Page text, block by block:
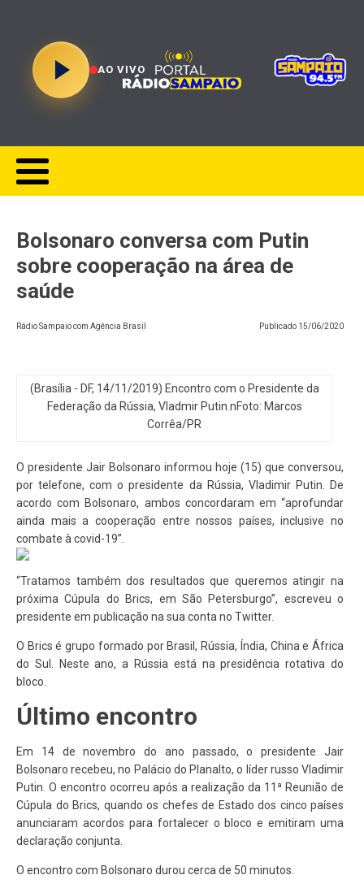
AO VIVO
Bolsonaro conversa com Putin
sobre cooperação na área de
saúde
Rádio Sampaio com Agência Brasil Publicado 15/06/2020
(Brasília - DF, 14/11/2019) Encontro com o Presidente da
Federação da Rússia, Vladmir Putin.nFoto: Marcos
Corrêa/PR
O presidente Jair Bolsonaro informou hoje (15) que conversou,
por telefone, com o presidente da Rússia, Vladimir Putin. De
acordo com Bolsonaro, ambos concordaram em “aprofundar
ainda mais a cooperação entre nossos países, inclusive no
combate à covid-19”.
“Tratamos também dos resultados que queremos atingir na
próxima Cúpula do Brics, em São Petersburgo”, escreveu o
presidente em publicação na sua conta no Twitter.
O Brics é grupo formado por Brasil, Rússia, Índia, China e África
do Sul. Neste ano, a Rússia está na presidência rotativa do
bloco.
Último encontro
Em 14 de novembro do ano passado, o presidente Jair
Bolsonaro recebeu, no Palácio do Planalto, o líder russo Vladimir
Putin. O encontro ocorreu após a realização da 11ª Reunião de
Cúpula do Brics, quando os chefes de Estado dos cinco países
anunciaram acordos para fortalecer o bloco e emitiram uma
declaração conjunta.
O encontro com Bolsonaro durou cerca de 50 minutos.